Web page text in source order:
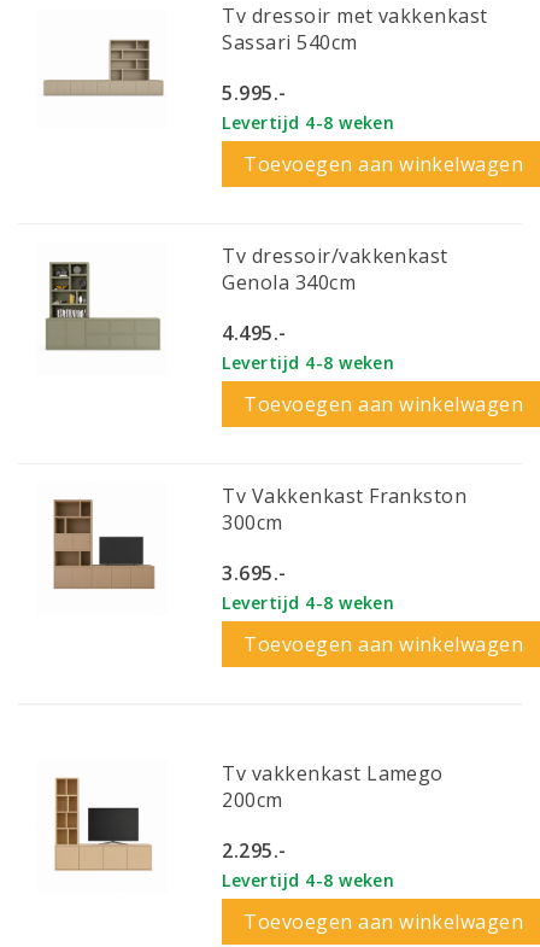
Tv dressoir met vakkenkast
Sassari 540cm
5.995.-
Levertijd 4-8 weken
Toevoegen aan winkelwagen
Tv dressoir/vakkenkast
Genola 340cm
4.495.-
Levertijd 4-8 weken
Toevoegen aan winkelwagen
Tv Vakkenkast Frankston
300cm
3.695.-
Levertijd 4-8 weken
Toevoegen aan winkelwagen
Tv vakkenkast Lamego
200cm
2.295.-
Levertijd 4-8 weken
Toevoegen aan winkelwagen